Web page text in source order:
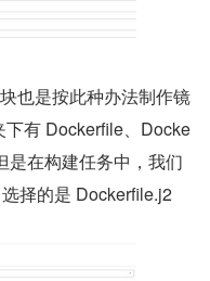
也是按此种办法制作镜
有 Dockerfile、Docke
是在构建任务中，我们
择的是 Dockerfile.j2